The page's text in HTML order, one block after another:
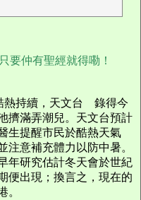
要仲有聖經就得嘞！
熱持續，天文台 錄得今
擠滿弄潮兒。天文台預計
生提醒市民於酷熱天氣
注意補充體力以防中暑。
年研究估計冬天會於世紀
便出現；換言之，現在的
。